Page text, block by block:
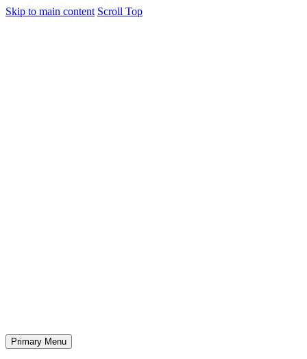
Skip to main content Scroll Top
Primary Menu